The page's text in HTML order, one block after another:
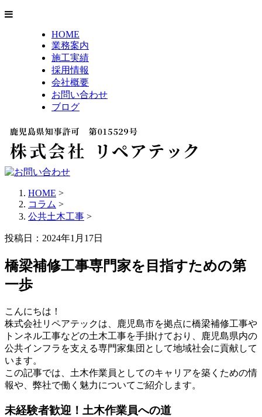
HOME
業務案内
施工実績
採用情報
会社概要
お問い合わせ
ブログ
HOME >
コラム >
公共土木工事 >
投稿日：2024年1月17日
橋梁補修工事専門家を目指すための第
一歩
こんにちは！
株式会社リペアテックは、鹿児島市を拠点に橋梁補修工事や
トンネル工事などの土木工事を手掛けており、鹿児島県内の
公共インフラを支える専門家集団として地域社会に貢献して
います。
この記事では、土木作業員としてのキャリアを築くための情
報や、弊社で働く魅力についてご紹介します。
未経験者歓迎！土木作業員への道